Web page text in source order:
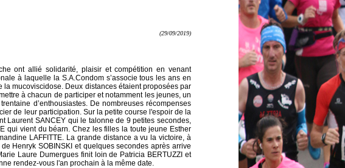
(29/09/2019)
ont allié solidarité, plaisir et compétition en venant
à laquelle la S.A.Condom s’associe tous les ans en
mucoviscidose. Deux distances étaient proposées par
à chacun de participer et notamment les jeunes, un
d’enthousiastes. De nombreuses récompenses
de leur participation. Sur la petite course l'espoir de la
Laurent SANCEY qui le talonne de 9 petites secondes,
qui vient du béarn. Chez les filles la toute jeune Esther
LAFFITTE. La grande distance a vu la victoire, à
Henryk SOBINSKI et quelques secondes après arrive
Laure Dumergues finit loin de Patricia BERTUZZI et
rendez-vous l'an prochain à la même date.